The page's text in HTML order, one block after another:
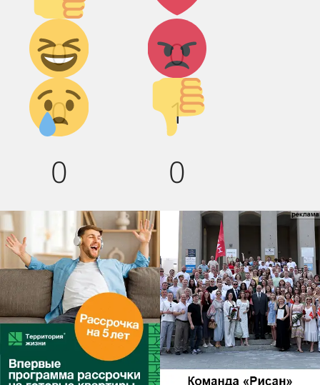
0 0
Дикий
смех!
0
Агрессия!
1
Грусть :(
0
Палец
вниз!
0